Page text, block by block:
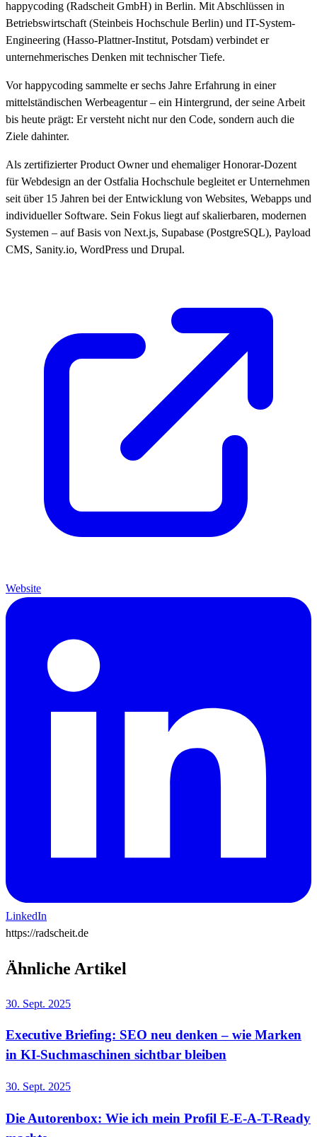
happycoding (Radscheit GmbH) in Berlin. Mit Abschlüssen in
Betriebswirtschaft (Steinbeis Hochschule Berlin) und IT-System-
Engineering (Hasso-Plattner-Institut, Potsdam) verbindet er
unternehmerisches Denken mit technischer Tiefe.
Vor happycoding sammelte er sechs Jahre Erfahrung in einer
mittelständischen Werbeagentur – ein Hintergrund, der seine Arbeit
bis heute prägt: Er versteht nicht nur den Code, sondern auch die
Ziele dahinter.
Als zertifizierter Product Owner und ehemaliger Honorar-Dozent
für Webdesign an der Ostfalia Hochschule begleitet er Unternehmen
seit über 15 Jahren bei der Entwicklung von Websites, Webapps und
individueller Software. Sein Fokus liegt auf skalierbaren, modernen
Systemen – auf Basis von Next.js, Supabase (PostgreSQL), Payload
CMS, Sanity.io, WordPress und Drupal.
Website
LinkedIn
https://radscheit.de
Ähnliche Artikel
30. Sept. 2025
Executive Briefing: SEO neu denken – wie Marken
in KI-Suchmaschinen sichtbar bleiben
30. Sept. 2025
Die Autorenbox: Wie ich mein Profil E-E-A-T-Ready